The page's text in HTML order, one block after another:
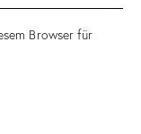
Browser für